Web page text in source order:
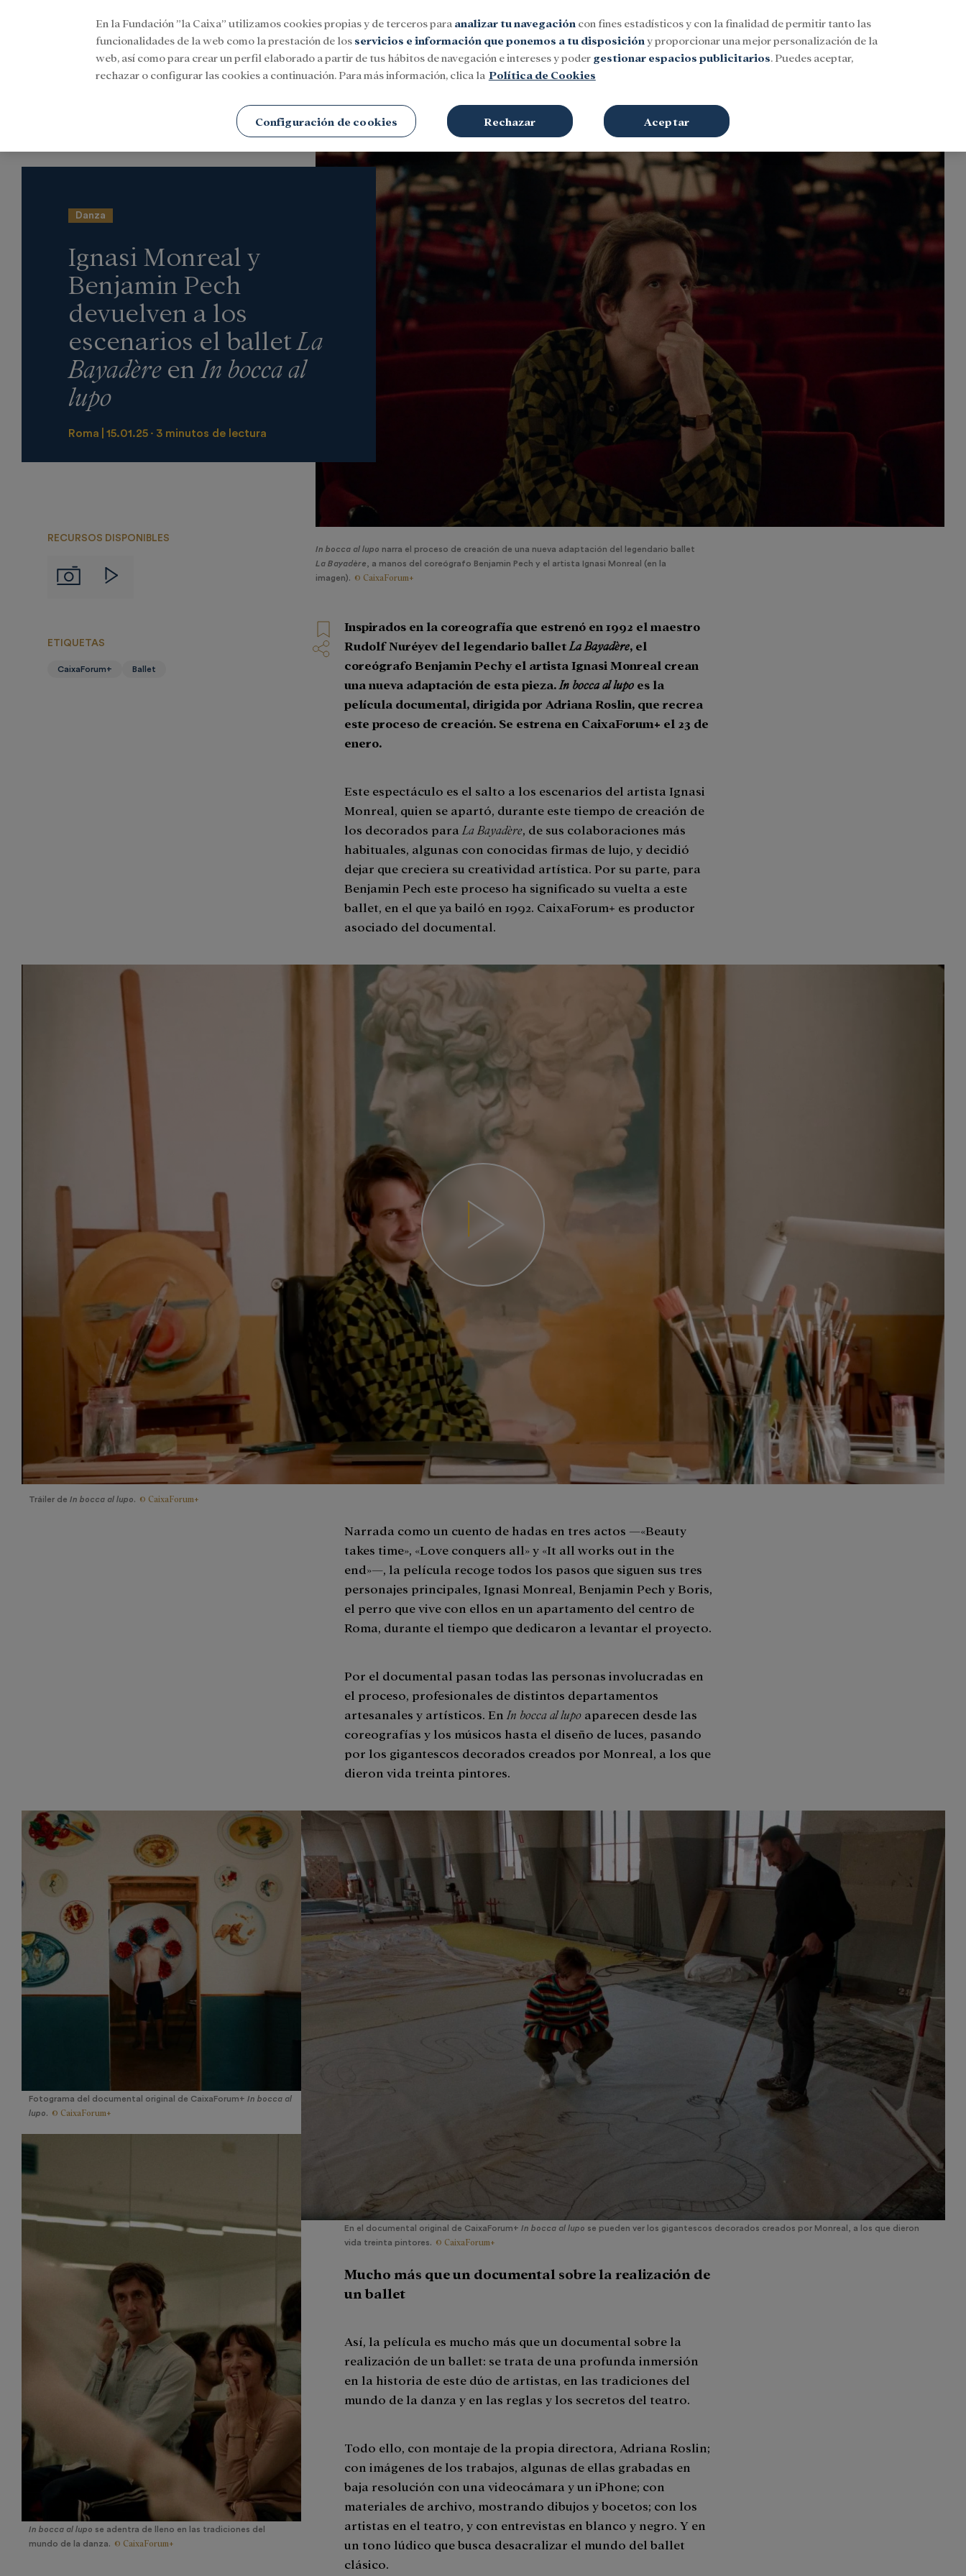
Iniciar sesión Buscar
SocialInvestigación y becasCultura
In bocca al lupo narra el proceso de creación de una nueva adaptación del legendario ballet
La Bayadère , a manos del coreógrafo Benjamin Pech y el artista Ignasi Monreal (en la
imagen). © CaixaForum+
Danza
Ignasi Monreal y
Benjamin Pech
devuelven a los
escenarios el ballet La
Bayadèreen In bocca al
lupo
Roma 15.01.25 3 minutos de lectura
RECURSOS DISPONIBLES
Imágenes
Inspirados en la coreografía que estrenó en 1992 el maestro
Rudolf Nuréyev del legendario balletLa Bayadère, el
coreógrafo Benjamin Pechy el artista Ignasi Monreal crean
una nueva adaptación de esta pieza.In bocca al lupo es la
película documental, dirigida por Adriana Roslin, que recrea
este proceso de creación. Se estrena en CaixaForum+ el 23 de
enero.
Este espectáculo es el salto a los escenarios del artista Ignasi
Monreal, quien se apartó, durante este tiempo de creación de
los decorados para La Bayadère, de sus colaboraciones más
habituales, algunas con conocidas firmas de lujo, y decidió
dejar que creciera su creatividad artística. Por su parte, para
Benjamin Pech este proceso ha significado su vuelta a este
ballet, en el que ya bailó en 1992. CaixaForum+ es productor
asociado del documental.
Tráiler de In bocca al lupo. © CaixaForum+
Narrada como un cuento de hadas en tres actos —«Beauty
takes time», «Love conquers all» y «It all works out in the
end»—, la película recoge todos los pasos que siguen sus tres
personajes principales, Ignasi Monreal, Benjamin Pech y Boris,
el perro que vive con ellos en un apartamento del centro de
Roma, durante el tiempo que dedicaron a levantar el proyecto.
Por el documental pasan todas las personas involucradas en
el proceso, profesionales de distintos departamentos
artesanales y artísticos. En In bocca al lupo aparecen desde las
coreografías y los músicos hasta el diseño de luces, pasando
por los gigantescos decorados creados por Monreal, a los que
dieron vida treinta pintores.
En el documental original de CaixaForum+ In bocca al lupo se pueden ver los gigantescos decorados creados por Monreal, a los que dieron
vida treinta pintores. © CaixaForum+
Fotograma del documental original de CaixaForum+ In bocca al
lupo. © CaixaForum+
In bocca al lupo se adentra de lleno en las tradiciones del
mundo de la danza. © CaixaForum+
Mucho más que un documental sobre la realización de
un ballet
Así, la película es mucho más que un documental sobre la
realización de un ballet: se trata de una profunda inmersión
en la historia de este dúo de artistas, en las tradiciones del
mundo de la danza y en las reglas y los secretos del teatro.
Todo ello, con montaje de la propia directora, Adriana Roslin;
con imágenes de los trabajos, algunas de ellas grabadas en
baja resolución con una videocámara y un iPhone; con
materiales de archivo, mostrando dibujos y bocetos; con los
artistas en el teatro, y con entrevistas en blanco y negro. Y en
un tono lúdico que busca desacralizar el mundo del ballet
clásico.
ETIQUETAS
CaixaForum+ Ballet
En la Fundación ”la Caixa” utilizamos cookies propias y de terceros para analizar tu navegación con fines estadísticos y con la finalidad de permitir tanto las
funcionalidades de la web como la prestación de los servicios e información que ponemos a tu disposición y proporcionar una mejor personalización de la
web, así como para crear un perfil elaborado a partir de tus hábitos de navegación e intereses y poder gestionar espacios publicitarios. Puedes aceptar,
rechazar o configurar las cookies a continuación. Para más información, clica la Política de Cookies
Configuración de cookies Rechazar Aceptar